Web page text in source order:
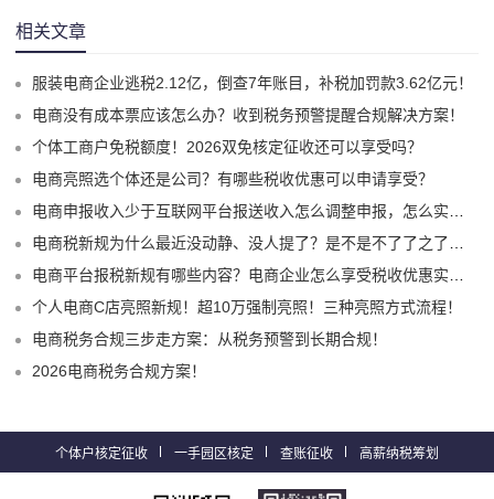
相关文章
服装电商企业逃税2.12亿，倒查7年账目，补税加罚款3.62亿元！
电商没有成本票应该怎么办？收到税务预警提醒合规解决方案！
个体工商户免税额度！2026双免核定征收还可以享受吗？
电商亮照选个体还是公司？有哪些税收优惠可以申请享受？
电商申报收入少于互联网平台报送收入怎么调整申报，怎么实现合规申报享受税收优惠！
电商税新规为什么最近没动静、没人提了？是不是不了了之了嘛？
电商平台报税新规有哪些内容？电商企业怎么享受税收优惠实现税务合规？
个人电商C店亮照新规！超10万强制亮照！三种亮照方式流程！
电商税务合规三步走方案：从税务预警到长期合规！
2026电商税务合规方案！
个体户核定征收 一手园区核定 查账征收 高薪纳税筹划